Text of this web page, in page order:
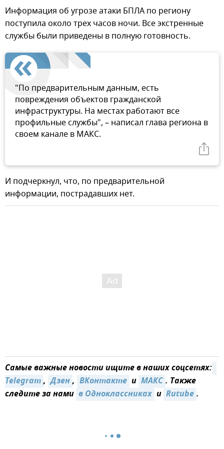
Информация об угрозе атаки БПЛА по региону
поступила около трех часов ночи. Все экстренные
службы были приведены в полную готовность.
"По предварительным данным, есть
повреждения объектов гражданской
инфраструктуры. На местах работают все
профильные службы", – написал глава региона в
своем канале в МАКС.
И подчеркнул, что, по предварительной
информации, пострадавших нет.
Самые важные новости ищите в наших соцсетях:
Telegram, Дзен, ВКонтакте и MAКС. Также
следите за нами в Одноклассниках и Rutube.